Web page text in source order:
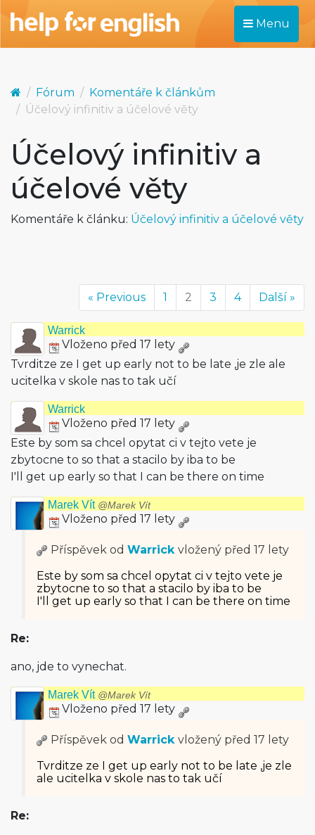
Menu
Fórum
Komentáře k článkům
Účelový infinitiv a účelové věty
Účelový infinitiv a
účelové věty
Komentáře k článku: Účelový infinitiv a účelové věty
« Previous 1 2 3 4 Další »
Warrick
Vloženo před 17 lety
Tvrditze ze I get up early not to be late ,je zle ale
ucitelka v skole nas to tak učí
Warrick
Vloženo před 17 lety
Este by som sa chcel opytat ci v tejto vete je
zbytocne to so that a stacilo by iba to be
I'll get up early so that I can be there on time
Marek Vít @Marek Vít
Vloženo před 17 lety
Příspěvek od Warrick vložený před 17 lety
Este by som sa chcel opytat ci v tejto vete je
zbytocne to so that a stacilo by iba to be
I'll get up early so that I can be there on time
Re:
ano, jde to vynechat.
Marek Vít @Marek Vít
Vloženo před 17 lety
Příspěvek od Warrick vložený před 17 lety
Tvrditze ze I get up early not to be late ,je zle
ale ucitelka v skole nas to tak učí
Re: